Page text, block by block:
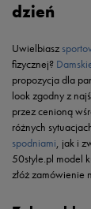
dzień
Uwielbiasz
fizycznej?
propozycja dla
look zgodny z
przez cenioną
różnych
spodniami, jak i
50style.pl model
złóż zamówienie